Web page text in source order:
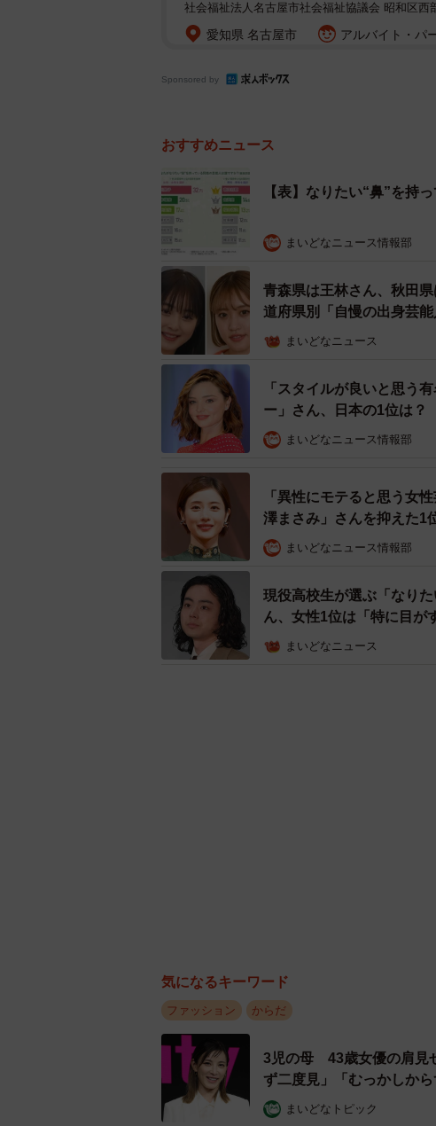
社会福祉法人名古屋市社会福祉協議会 昭和区西
愛知県 名古屋市 アルバイト・パ
Sponsored by
おすすめニュース
【表】なりたい“鼻”を持
まいどなニュース情報部
青森県は王林さん、秋田
道府県別「自慢の出身芸
まいどなニュース
「スタイルが良いと思う
ー」さん、日本の1位は？
まいどなニュース情報部
「異性にモテると思う女
澤まさみ」さんを抑えた1
まいどなニュース情報部
現役高校生が選ぶ「なり
ん、女性1位は「特に目が
まいどなニュース
気になるキーワード
ファッション からだ
3児の母 43歳女優の肩見
ず二度見」「むっかしから
まいどなトピック